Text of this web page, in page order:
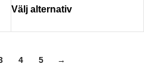
Välj alternativ
4 5 →